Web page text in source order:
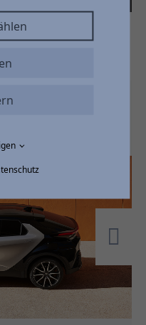
C-HR